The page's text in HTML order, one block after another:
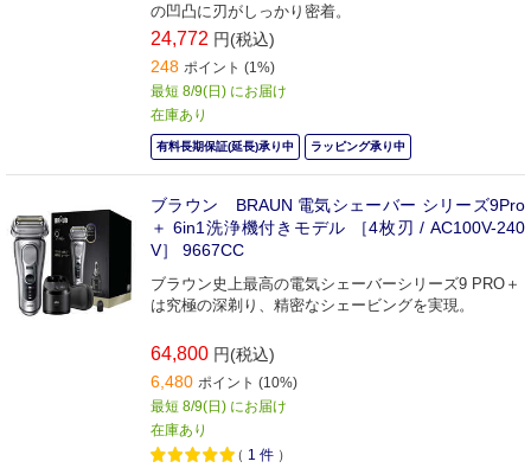
の凹凸に刃がしっかり密着。
24,772 円(税込)
248 ポイント (1%)
最短 8/9(日) にお届け
在庫あり
有料長期保証(延長)承り中 ラッピング承り中
ブラウン BRAUN 電気シェーバー シリーズ9Pro
＋ 6in1洗浄機付きモデル ［4枚刃 / AC100V-240
V］ 9667CC
ブラウン史上最高の電気シェーバーシリーズ9 PRO＋
は究極の深剃り、精密なシェービングを実現。
64,800 円(税込)
6,480 ポイント (10%)
最短 8/9(日) にお届け
在庫あり
（ 1 件 ）